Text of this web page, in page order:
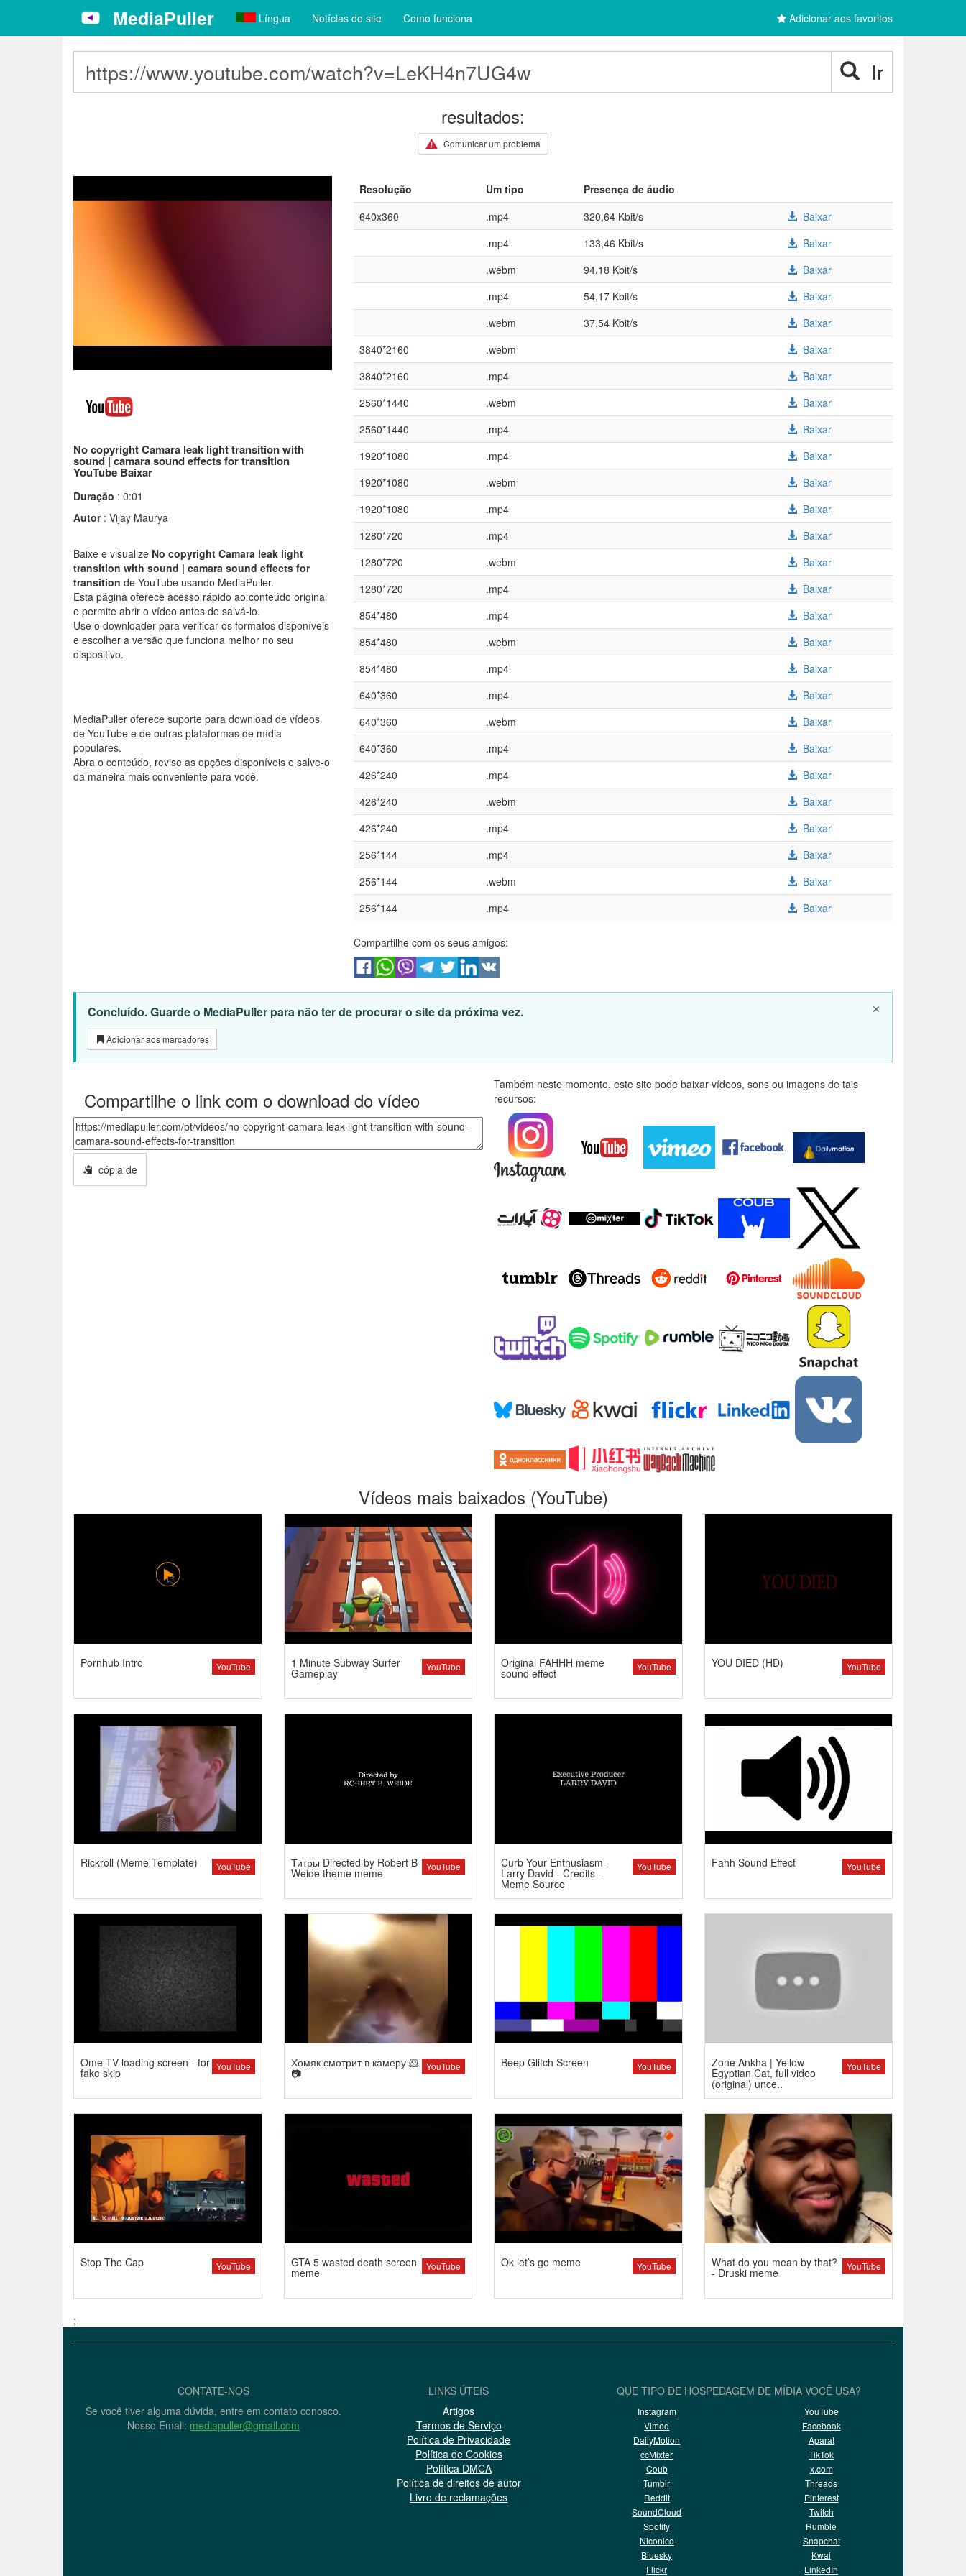
MediaPuller Língua Notícias do site Como funciona Adicionar aos favoritos
Ir
resultados:
Comunicar um problema
No copyright Camara leak light transition with
sound | camara sound effects for transition
YouTube Baixar
Duração : 0:01
Autor: Vijay Maurya
Baixe e visualize No copyright Camara leak light
transition with sound | camara sound effects for
transition de YouTube usando MediaPuller.
Esta página oferece acesso rápido ao conteúdo original
e permite abrir o vídeo antes de salvá-lo.
Use o downloader para verificar os formatos disponíveis
e escolher a versão que funciona melhor no seu
dispositivo.
MediaPuller oferece suporte para download de vídeos
de YouTube e de outras plataformas de mídia
populares.
Abra o conteúdo, revise as opções disponíveis e salve-o
da maneira mais conveniente para você.
Resolução Um tipo
Presença de áudio
640x360
.mp4 320,64 Kbit/s
Baixar
.mp4
133,46 Kbit/s
Baixar
.webm
94,18 Kbit/s
Baixar
.mp4
54,17 Kbit/s
Baixar
.webm
37,54 Kbit/s
Baixar
3840*2160
.webm
Baixar
3840*2160
.mp4
Baixar
2560*1440
.webm
Baixar
2560*1440
.mp4
Baixar
1920*1080
.mp4
Baixar
1920*1080
.webm
Baixar
1920*1080
.mp4
Baixar
1280*720
.mp4
Baixar
1280*720
.webm
Baixar
1280*720
.mp4
Baixar
854*480
.mp4
Baixar
854*480
.webm
Baixar
854*480
.mp4
Baixar
640*360
.mp4
Baixar
640*360
.webm
Baixar
640*360
.mp4
Baixar
426*240
.mp4
Baixar
426*240
.webm
Baixar
426*240
.mp4
Baixar
256*144
.mp4
Baixar
256*144
.webm
Baixar
256*144
.mp4 Baixar
Compartilhe com os seus amigos:
×
Concluído. Guarde o MediaPuller para não ter de procurar o site da próxima vez.
Adicionar aos marcadores
Compartilhe o link com o download do vídeo
cópia de
Também neste momento, este site pode baixar vídeos, sons ou imagens de tais
recursos:
Vídeos mais baixados (YouTube)
YouTube
Pornhub Intro YouTube
1 Minute Subway Surfer
Gameplay
YouTube
Original FAHHH meme
sound effect
YouTube
YOU DIED (HD)
YouTube
Rickroll (Meme Template) YouTube
Титры Directed by Robert B
Weide theme meme
YouTube
Curb Your Enthusiasm -
Larry David - Credits -
Meme Source
YouTube
Fahh Sound Effect
YouTube
Ome TV loading screen - for
fake skip
YouTube
Хомяк смотрит в камеру 🐹
📷
YouTube
Beep Glitch Screen YouTube
Zone Ankha | Yellow
Egyptian Cat, full video
(original) unce..
YouTube
Stop The Cap YouTube
GTA 5 wasted death screen
meme
YouTube
Ok let’s go meme YouTube
What do you mean by that?
- Druski meme
;
CONTATE-NOS
Se você tiver alguma dúvida, entre em contato conosco.
Nosso Email: mediapuller@gmail.com
LINKS ÚTEIS
Artigos
Termos de Serviço
Política de Privacidade
Política de Cookies
Política DMCA
Política de direitos de autor
Livro de reclamações
QUE TIPO DE HOSPEDAGEM DE MÍDIA VOCÊ USA?
Instagram
YouTube
Vimeo
Facebook
DailyMotion
Aparat
ccMixter
TikTok
Coub
x.com
Tumblr
Threads
Reddit
Pinterest
SoundCloud
Twitch
Spotify
Rumble
Niconico
Snapchat
Bluesky
Kwai
Flickr
LinkedIn